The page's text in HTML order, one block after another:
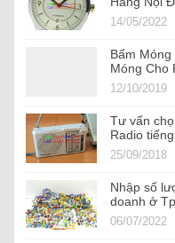
14/05/2022
Bấm Móng
Móng Cho
12/10/2019
Tư vấn
Radio
25/09/2018
Nhập số
doanh ở
06/07/2022